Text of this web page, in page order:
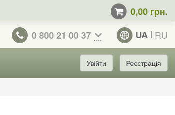
0,00 грн.
0 800 21 00 37 UA RU
Увійти Реєстрація